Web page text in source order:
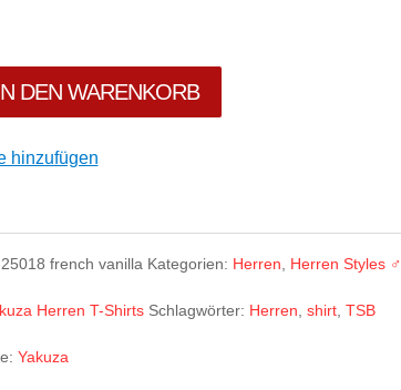
DEN WARENKORB
hinzufügen
french vanilla Kategorien: Herren Herren Styles ♂
Herren T-Shirts Schlagwörter: Herren shirt, TSB
Yakuza